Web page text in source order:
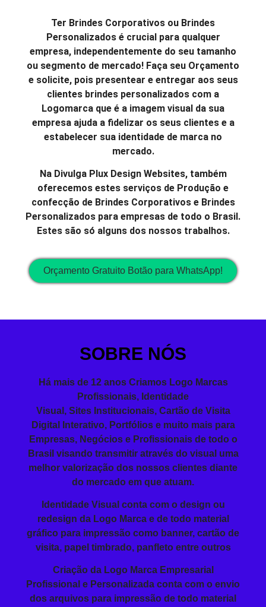
Ter Brindes Corporativos ou Brindes
Personalizados é crucial para qualquer
empresa, independentemente do seu tamanho
ou segmento de mercado! Faça seu Orçamento
e solicite, pois presentear e entregar aos seus
clientes brindes personalizados com a
Logomarca que é a imagem visual da sua
empresa ajuda a fidelizar os seus clientes e a
estabelecer sua identidade de marca no
mercado.
Na Divulga Plux Design Websites, também
oferecemos estes serviços de Produção e
confecção de Brindes Corporativos e Brindes
Personalizados para empresas de todo o Brasil.
Estes são só alguns dos nossos trabalhos.
Orçamento Gratuito Botão para WhatsApp!
SOBRE NÓS
Há mais de 12 anos Criamos Logo Marcas
Profissionais, Identidade
Visual , SitesInstitucionais, Cartão de Visita
Digital Interativo, Portfólios e muito mais para
Empresas, Negócios e Profissionais de todo o
Brasil visando transmitir através do visual uma
melhor valorização dos nossos clientes diante
do mercado em que atuam.
Identidade Visual conta com o design ou
redesign da Logo Marca e de todo material
gráfico para impressão como banner, cartão de
visita, papel timbrado, panfleto entre outros
Criação da Logo Marca Empresarial
Profissional e Personalizada conta com o envio
dos arquivos para impressão de todo material